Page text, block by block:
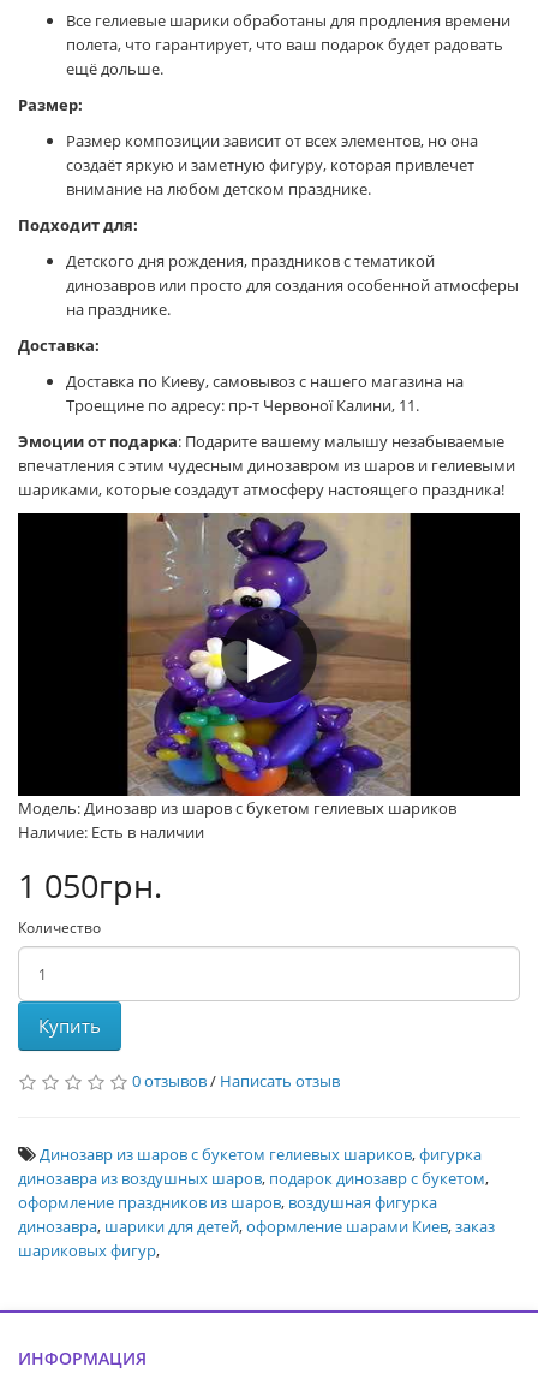
Все гелиевые шарики обработаны для продления времени
полета, что гарантирует, что ваш подарок будет радовать
ещё дольше.
Размер:
Размер композиции зависит от всех элементов, но она
создаёт яркую и заметную фигуру, которая привлечет
внимание на любом детском празднике.
Подходит для:
Детского дня рождения, праздников с тематикой
динозавров или просто для создания особенной атмосферы
на празднике.
Доставка:
Доставка по Киеву, самовывоз с нашего магазина на
Троещине по адресу: пр-т Червоної Калини, 11.
Эмоции от подарка: Подарите вашему малышу незабываемые
впечатления с этим чудесным динозавром из шаров и гелиевыми
шариками, которые создадут атмосферу настоящего праздника!
Модель: Динозавр из шаров с букетом гелиевых шариков
Наличие: Есть в наличии
1 050грн.
Количество
Купить
0 отзывов/ Написать отзыв
Динозавр из шаров с букетом гелиевых шариков,фигурка
динозавра из воздушных шаров, подарок динозавр с букетом,
оформление праздников из шаров, воздушная фигурка
динозавра, шарики для детей,оформление шарами Киев,заказ
шариковых фигур,
ИНФОРМАЦИЯ